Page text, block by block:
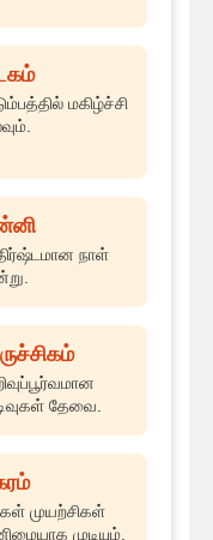
மகிழ்ச்சி
நாள்
தேவை.
முயற்சிகள்
முடியும்.